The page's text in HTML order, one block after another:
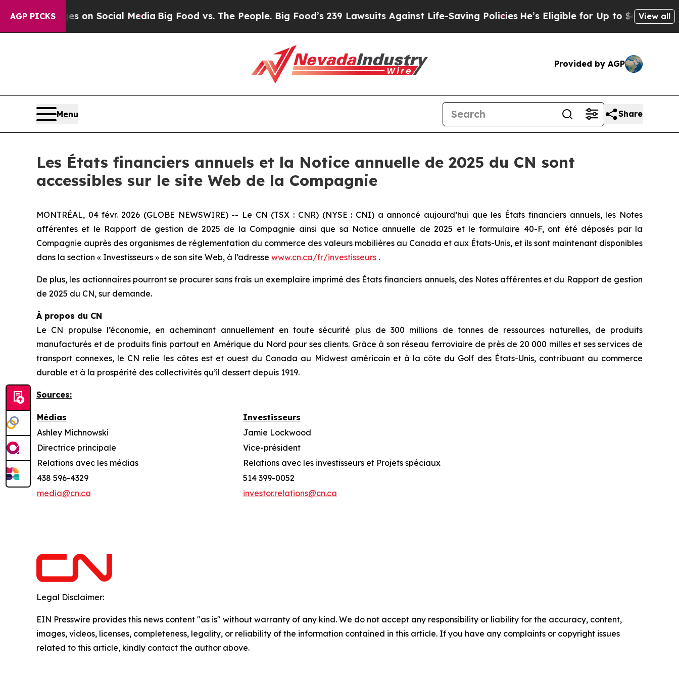
AGP PICKS
Messages on Social MediaBig Food vs. The People. Big Food’s 239 Lawsuits Against Life-Saving PoliciesHe’s Eligible for Up to $480,000View all
Provided by AGP
Menu Share
Les États financiers annuels et la Notice annuelle de 2025 du CN sont
accessibles sur le site Web de la Compagnie
MONTRÉAL, 04 févr. 2026 (GLOBE NEWSWIRE) -- Le CN (TSX : CNR) (NYSE : CNI) a annoncé aujourd’hui que les États financiers annuels, les Notes
afférentes et le Rapport de gestion de 2025 de la Compagnie ainsi que sa Notice annuelle de 2025 et le formulaire 40-F, ont été déposés par la
Compagnie auprès des organismes de réglementation du commerce des valeurs mobilières au Canada et aux États-Unis, et ils sont maintenant disponibles
dans la section « Investisseurs » de son site Web, à l’adresse www.cn.ca/fr/investisseurs .
De plus, les actionnaires pourront se procurer sans frais un exemplaire imprimé des États financiers annuels, des Notes afférentes et du Rapport de gestion
de 2025 du CN, sur demande.
À propos du CN
Le CN propulse l’économie, en acheminant annuellement en toute sécurité plus de 300 millions de tonnes de ressources naturelles, de produits
manufacturés et de produits finis partout en Amérique du Nord pour ses clients. Grâce à son réseau ferroviaire de près de 20 000 milles et ses services de
transport connexes, le CN relie les côtes est et ouest du Canada au Midwest américain et à la côte du Golf des États-Unis, contribuant au commerce
durable et à la prospérité des collectivités qu’il dessert depuis 1919.
Sources:
Médias
Investisseurs
Ashley Michnowski
Jamie Lockwood
Directrice principale
Vice-président
Relations avec les médias
Relations avec les investisseurs et Projets spéciaux
438 596-4329
514 399-0052
media@cn.ca
investor.relations@cn.ca
Legal Disclaimer:
EIN Presswire provides this news content "as is" without warranty of any kind. We do not accept any responsibility or liability for the accuracy, content,
images, videos, licenses, completeness, legality, or reliability of the information contained in this article. If you have any complaints or copyright issues
related to this article, kindly contact the author above.